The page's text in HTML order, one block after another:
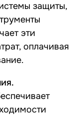
защиты,
эти
оплачивая